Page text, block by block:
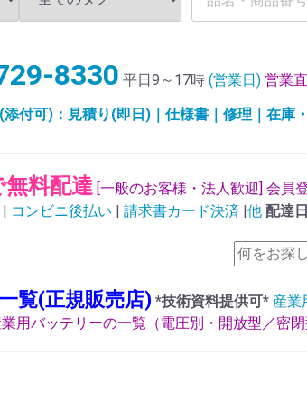
8330 平日9～17時(営業日) 営業
添付可)：見積り(即日)｜仕様書｜修理｜在庫
料配達 [一般のお客様・法人歓迎] 会員
| コンビニ後払い | 請求書カード決済 |他 配達
覧(正規販売店) *技術資料提供可* 産業
用バッテリーの一覧（電圧別・開放型／密